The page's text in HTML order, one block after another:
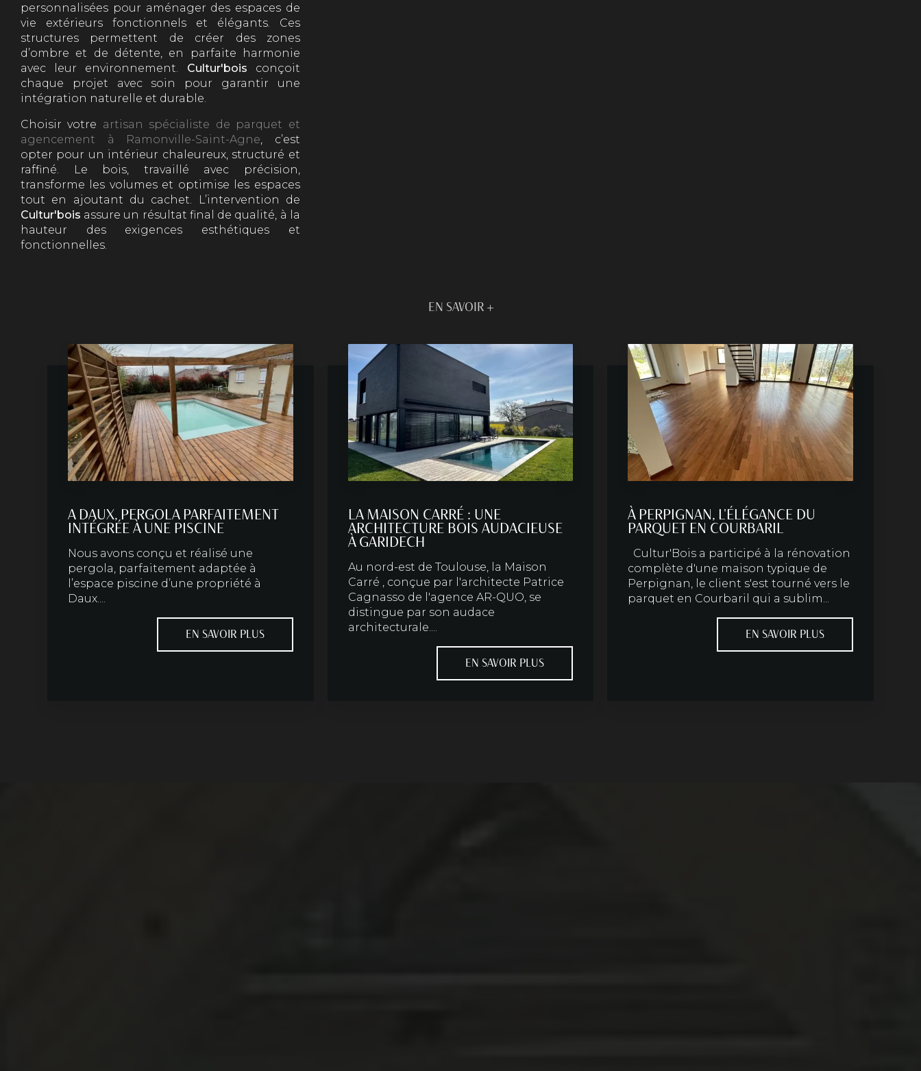
personnalisées pour aménager des espaces de
vie extérieurs fonctionnels et élégants. Ces
structures permettent de créer des zones
d’ombre et de détente, en parfaite harmonie
avec leur environnement. Cultur'bois conçoit
chaque projet avec soin pour garantir une
intégration naturelle et durable.
Choisir votre artisan spécialiste de parquet et
agencement à Ramonville-Saint-Agne , c’est
opter pour un intérieur chaleureux, structuré et
raffiné. Le bois, travaillé avec précision,
transforme les volumes et optimise les espaces
tout en ajoutant du cachet. L’intervention de
Cultur'bois assure un résultat final de qualité, à la
hauteur des exigences esthétiques et
fonctionnelles.
EN SAVOIR +
A DAUX, PERGOLA PARFAITEMENT
INTÉGRÉE À UNE PISCINE
Nous avons conçu et réalisé une
pergola, parfaitement adaptée à
l’espace piscine d’une propriété à
Daux....
EN SAVOIR PLUS
LA MAISON CARRÉ : UNE
ARCHITECTURE BOIS AUDACIEUSE
À GARIDECH
Au nord-est de Toulouse, la Maison
Carré , conçue par l'architecte Patrice
Cagnasso de l'agence AR-QUO, se
distingue par son audace
architecturale....
EN SAVOIR PLUS
À PERPIGNAN, L'ÉLÉGANCE DU
PARQUET EN COURBARIL
Cultur'Bois a participé à la rénovation
complète d'une maison typique de
Perpignan, le client s'est tourné vers le
parquet en Courbaril qui a sublim...
EN SAVOIR PLUS